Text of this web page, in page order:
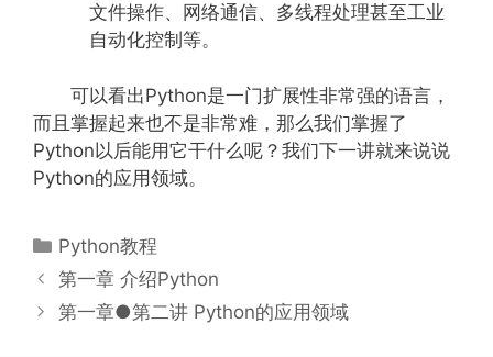
文件操作、网络通信、多线程处理甚至工业
自动化控制等。
可以看出Python是一门扩展性非常强的语言，
而且掌握起来也不是非常难，那么我们掌握了
Python以后能用它干什么呢？我们下一讲就来说说
Python的应用领域。
分
类
Python教程
第一章 介绍Python
第一章●第二讲 Python的应用领域